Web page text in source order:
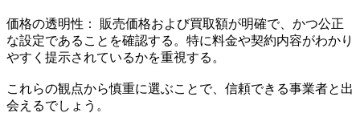
価格の透明性： 販売価格および買取額が明確で、かつ公正
な設定であることを確認する。特に料金や契約内容がわかり
やすく提示されているかを重視する。
これらの観点から慎重に選ぶことで、信頼できる事業者と出
会えるでしょう。